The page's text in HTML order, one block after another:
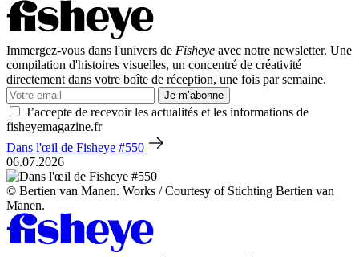
Immergez-vous dans l'univers de Fisheye avec notre newsletter. Une
compilation d'histoires visuelles, un concentré de créativité
directement dans votre boîte de réception, une fois par semaine.
Je m’abonne
J’accepte de recevoir les actualités et les informations de
fisheyemagazine.fr
Dans l'œil de Fisheye #550
06.07.2026
© Bertien van Manen. Works / Courtesy of Stichting Bertien van
Manen.